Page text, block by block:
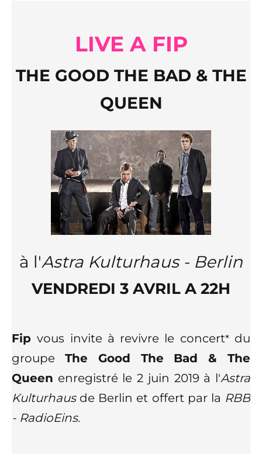
LIVE A FIP
THE GOOD THE BAD & THE
QUEEN
à l'Astra Kulturhaus - Berlin
VENDREDI 3 AVRIL A 22H
Fipvous invite à revivre le concert*du
groupe The Good The Bad & The
Queen enregistré le 2 juin 2019 à l'Astra
Kulturhausde Berlin et offert par la RBB
- RadioEins.